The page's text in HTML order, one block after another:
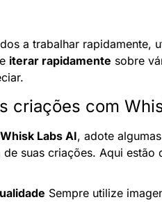
iterar rapidamente sobre
criações com
Labs AI, adote
suas criações. Aqui estão
Sempre utilize